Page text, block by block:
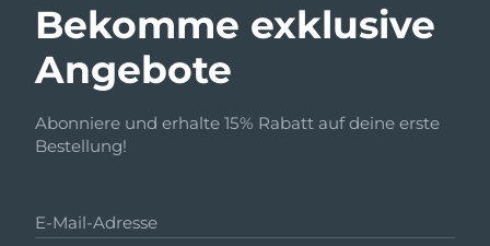
Bekomme exklusive
Angebote
Abonniere und erhalte 15% Rabatt auf deine erste
Bestellung!
E-Mail-Adresse